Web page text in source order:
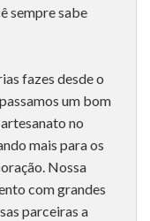
sempre sabe
fazes desde o
um bom
no
mais para os
Nossa
com grandes
parceiras a